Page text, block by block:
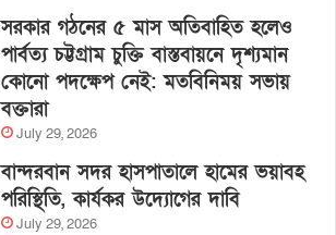
সরকার গঠনের ৫ মাস অতিবাহিত হলেও
পার্বত্য চট্টগ্রাম চুক্তি বাস্তবায়নে দৃশ্যমান
কোনো পদক্ষেপ নেই: মতবিনিময় সভায়
বক্তারা
July 29, 2026
বান্দরবান সদর হাসপাতালে হামের ভয়াবহ
পরিস্থিতি, কার্যকর উদ্যোগের দাবি
July 29, 2026